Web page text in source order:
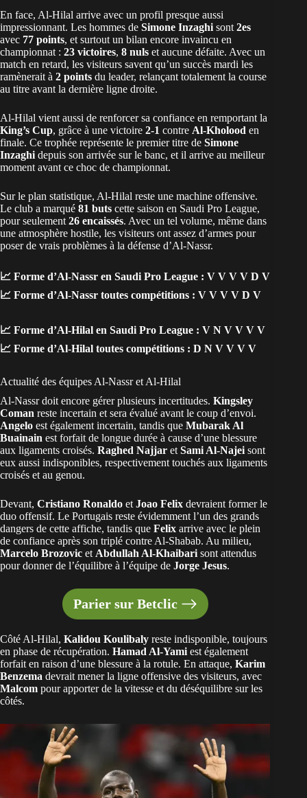
En face, Al-Hilal arrive avec un profil presque aussi
impressionnant. Les hommes de Simone Inzaghi sont 2es
avec 77 points, et surtout un bilan encore invaincu en
championnat : 23 victoires, 8 nuls et aucune défaite. Avec un
match en retard, les visiteurs savent qu’un succès mardi les
ramènerait à 2 points du leader, relançant totalement la course
au titre avant la dernière ligne droite.
Al-Hilal vient aussi de renforcer sa confiance en remportant la
King’s Cup, grâce à une victoire 2-1 contre Al-Kholood en
finale. Ce trophée représente le premier titre de Simone
Inzaghi depuis son arrivée sur le banc, et il arrive au meilleur
moment avant ce choc de championnat.
Sur le plan statistique, Al-Hilal reste une machine offensive.
Le club a marqué 81 buts cette saison en Saudi Pro League,
pour seulement 26 encaissés. Avec un tel volume, même dans
une atmosphère hostile, les visiteurs ont assez d’armes pour
poser de vrais problèmes à la défense d’Al-Nassr.
📈 Forme d’Al-Nassr en Saudi Pro League : V V V V D V
📈 Forme d’Al-Nassr toutes compétitions : V V V V D V
📈 Forme d’Al-Hilal en Saudi Pro League : V N V V V V
📈 Forme d’Al-Hilal toutes compétitions : D N V V V V
Actualité des équipes Al-Nassr et Al-Hilal
Al-Nassr doit encore gérer plusieurs incertitudes. Kingsley
Coman reste incertain et sera évalué avant le coup d’envoi.
Angelo est également incertain, tandis que Mubarak Al
Buainain est forfait de longue durée à cause d’une blessure
aux ligaments croisés. Raghed Najjar et Sami Al-Najei sont
eux aussi indisponibles, respectivement touchés aux ligaments
croisés et au genou.
Devant, Cristiano Ronaldo et Joao Felix devraient former le
duo offensif. Le Portugais reste évidemment l’un des grands
dangers de cette affiche, tandis que Felix arrive avec le plein
de confiance après son triplé contre Al-Shabab. Au milieu,
Marcelo Brozovic et Abdullah Al-Khaibari sont attendus
pour donner de l’équilibre à l’équipe de Jorge Jesus.
Parier sur Betclic
Côté Al-Hilal, Kalidou Koulibaly reste indisponible, toujours
en phase de récupération. Hamad Al-Yami est également
forfait en raison d’une blessure à la rotule. En attaque, Karim
Benzema devrait mener la ligne offensive des visiteurs, avec
Malcom pour apporter de la vitesse et du déséquilibre sur les
côtés.